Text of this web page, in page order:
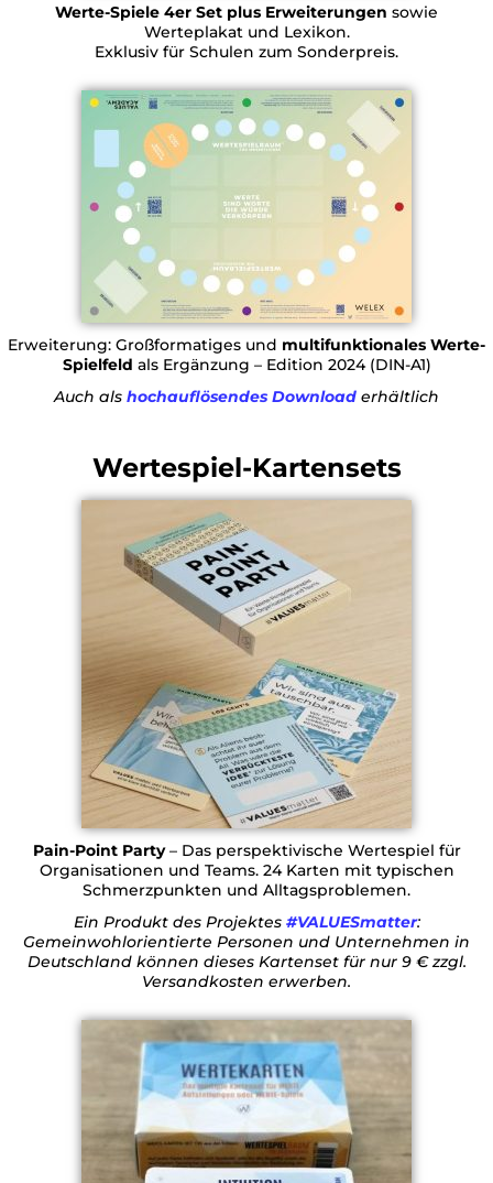
Werte-Spiele 4er Set plus Erweiterungen sowie
Werteplakat und Lexikon.
Exklusiv für Schulen zum Sonderpreis.
Erweiterung: Großformatiges und multifunktionales Werte-
Spielfeld als Ergänzung – Edition 2024 (DIN-A1)
Auch als hochauflösendes Download erhältlich
Wertespiel-Kartensets
Pain-Point Party– Das perspektivische Wertespiel für
Organisationen und Teams. 24 Karten mit typischen
Schmerzpunkten und Alltagsproblemen.
Ein Produkt des Projektes #VALUESmatter:
Gemeinwohlorientierte Personen und Unternehmen in
Deutschland können dieses Kartenset für nur 9 € zzgl.
Versandkosten erwerben.